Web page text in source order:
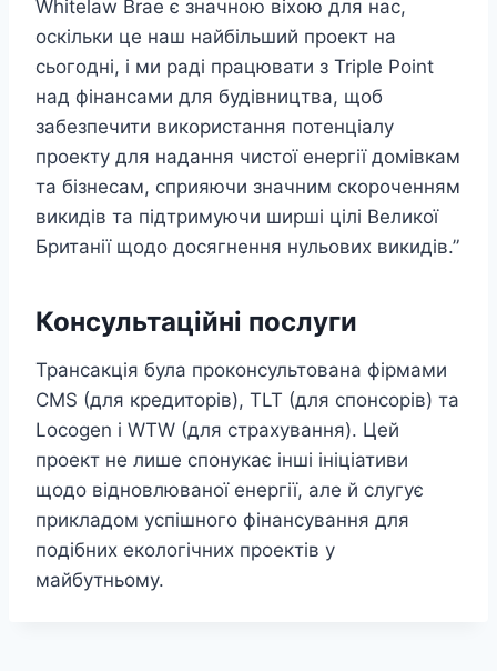
Whitelaw Brae є значною віхою для нас,
оскільки це наш найбільший проект на
сьогодні, і ми раді працювати з Triple Point
над фінансами для будівництва, щоб
забезпечити використання потенціалу
проекту для надання чистої енергії домівкам
та бізнесам, сприяючи значним скороченням
викидів та підтримуючи ширші цілі Великої
Британії щодо досягнення нульових викидів.”
Консультаційні послуги
Трансакція була проконсультована фірмами
CMS (для кредиторів), TLT (для спонсорів) та
Locogen і WTW (для страхування). Цей
проект не лише спонукає інші ініціативи
щодо відновлюваної енергії, але й слугує
прикладом успішного фінансування для
подібних екологічних проектів у
майбутньому.